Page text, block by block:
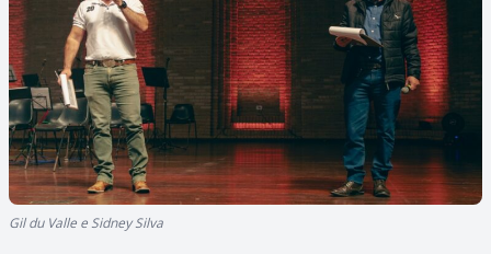
Gil du Valle e Sidney Silva